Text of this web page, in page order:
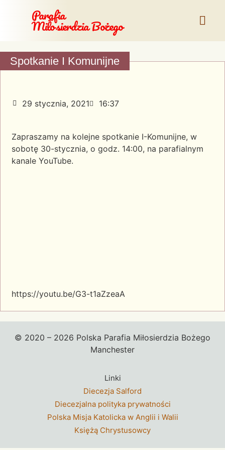
Parafia
Miłosierdzia Bożego
Spotkanie I Komunijne
29 stycznia, 2021 16:37
Zapraszamy na kolejne spotkanie I-Komunijne, w
sobotę 30-stycznia, o godz. 14:00, na parafialnym
kanale YouTube.
https://youtu.be/G3-t1aZzeaA
© 2020 – 2026 Polska Parafia Miłosierdzia Bożego
Manchester
Linki
Diecezja Salford
Diecezjalna polityka prywatności
Polska Misja Katolicka w Anglii i Walii
Księżą Chrystusowcy